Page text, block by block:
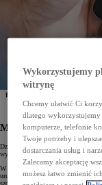
Popularny slogan głosi, że
ułatwi. Przyjrzyjmy się dziś
planowanie tras
MyToyota – klucz do
Dzięki tej inteligentnej aplikacji
wyższy poziom integracji z
W głównym menu aplikacji
uruchomienie systemu klimatyzacji,
szczególne znaczenie w przypadku
Wykorzystujemy
witrynę
Chcemy ułatwić Ci
dlatego
komputerze, telefonie
Twoje potrzeby i
dostarczania usług i
Zalecamy akceptację
możesz łatwo zmienić